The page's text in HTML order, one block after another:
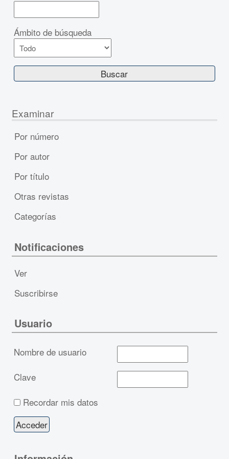
Ámbito de búsqueda
Examinar
Por número
Por autor
Por título
Otras revistas
Categorías
Notificaciones
Ver
Suscribirse
Usuario
Nombre de usuario
Clave
Recordar mis datos